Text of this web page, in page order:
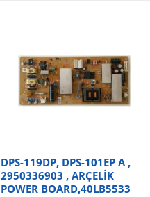
DPS-119DP, DPS-101EP A ,
2950336903 , ARÇELİK
POWER BOARD,40LB5533